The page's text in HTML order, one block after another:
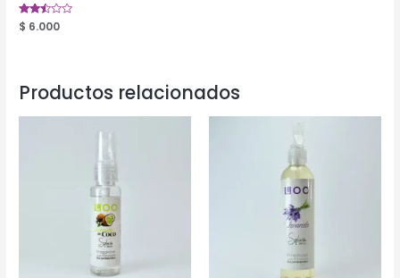
Valorado
en
$ 6.000
Productos relacionados